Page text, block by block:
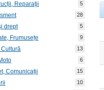
Reparații 5
28
drept 5
Frumusețe 9
Cultură 13
6
Comunicații 15
10